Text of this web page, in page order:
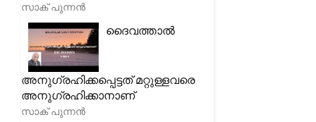
സാക് പുന്നൻ
ദൈവത്താൽ
അനുഗ്രഹിക്കപ്പെട്ടത് മറ്റുള്ളവരെ
അനുഗ്രഹിക്കാനാണ്
സാക് പുന്നൻ